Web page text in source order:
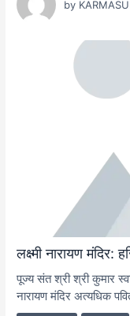
by KARMASU
लक्ष्मी नारायण मंदिर:
पूज्य संत श्री श्री कुमार
नारायण मंदिर अत्यधिक